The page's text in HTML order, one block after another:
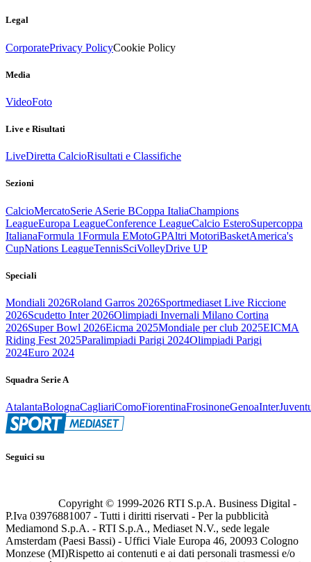
Legal
CorporatePrivacy PolicyCookie Policy
Media
VideoFoto
Live e Risultati
LiveDiretta CalcioRisultati e Classifiche
Sezioni
CalcioMercatoSerie ASerie BCoppa ItaliaChampions
LeagueEuropa LeagueConference LeagueCalcio EsteroSupercoppa
ItalianaFormula 1Formula EMotoGPAltri MotoriBasketAmerica's
CupNations LeagueTennisSciVolleyDrive UP
Speciali
Mondiali 2026Roland Garros 2026Sportmediaset Live Riccione
2026Scudetto Inter 2026Olimpiadi Invernali Milano Cortina
2026Super Bowl 2026Eicma 2025Mondiale per club 2025EICMA
Riding Fest 2025Paralimpiadi Parigi 2024Olimpiadi Parigi
2024Euro 2024
Squadra Serie A
AtalantaBolognaCagliariComoFiorentinaFrosinoneGenoaInter
Seguici su
Copyright © 1999-2026 RTI S.p.A. Business Digital -
P.Iva 03976881007 - Tutti i diritti riservati - Per la pubblicità
Mediamond S.p.A. - RTI S.p.A., Mediaset N.V., sede legale
Amsterdam (Paesi Bassi) - Uffici Viale Europa 46, 20093 Cologno
Monzese (MI)Rispetto ai contenuti e ai dati personali trasmessi e/o